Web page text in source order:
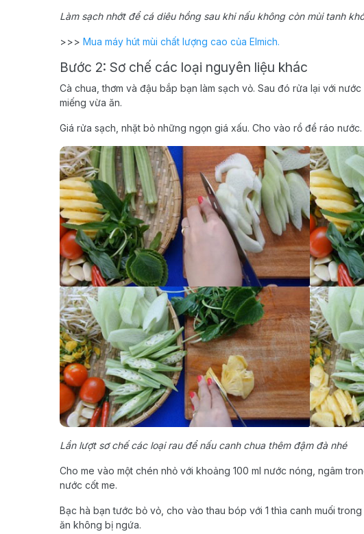
Làm sạch nhớt để cá diêu hồng sau khi nấu không còn mùi tanh
>>> Mua máy hút mùi chất lượng cao của Elmich.
Bước 2: Sơ chế các loại nguyên liệu khác
Cà chua, thơm và đậu bắp bạn làm sạch vỏ. Sau đó rửa lại với
miếng vừa ăn.
Giá rửa sạch, nhặt bỏ những ngọn giá xấu. Cho vào rổ để ráo nước.
Lần lượt sơ chế các loại rau để nấu canh chua thêm đậm đà nhé
Cho me vào một chén nhỏ với khoảng 100 ml nước nóng, ngâm
nước cốt me.
Bạc hà bạn tước bỏ vỏ, cho vào thau bóp với 1 thìa canh muối
ăn không bị ngứa.